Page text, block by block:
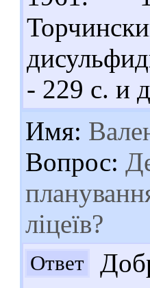
- 229 с. и
Имя:
Вопрос:
ліцеїв?
Ответ